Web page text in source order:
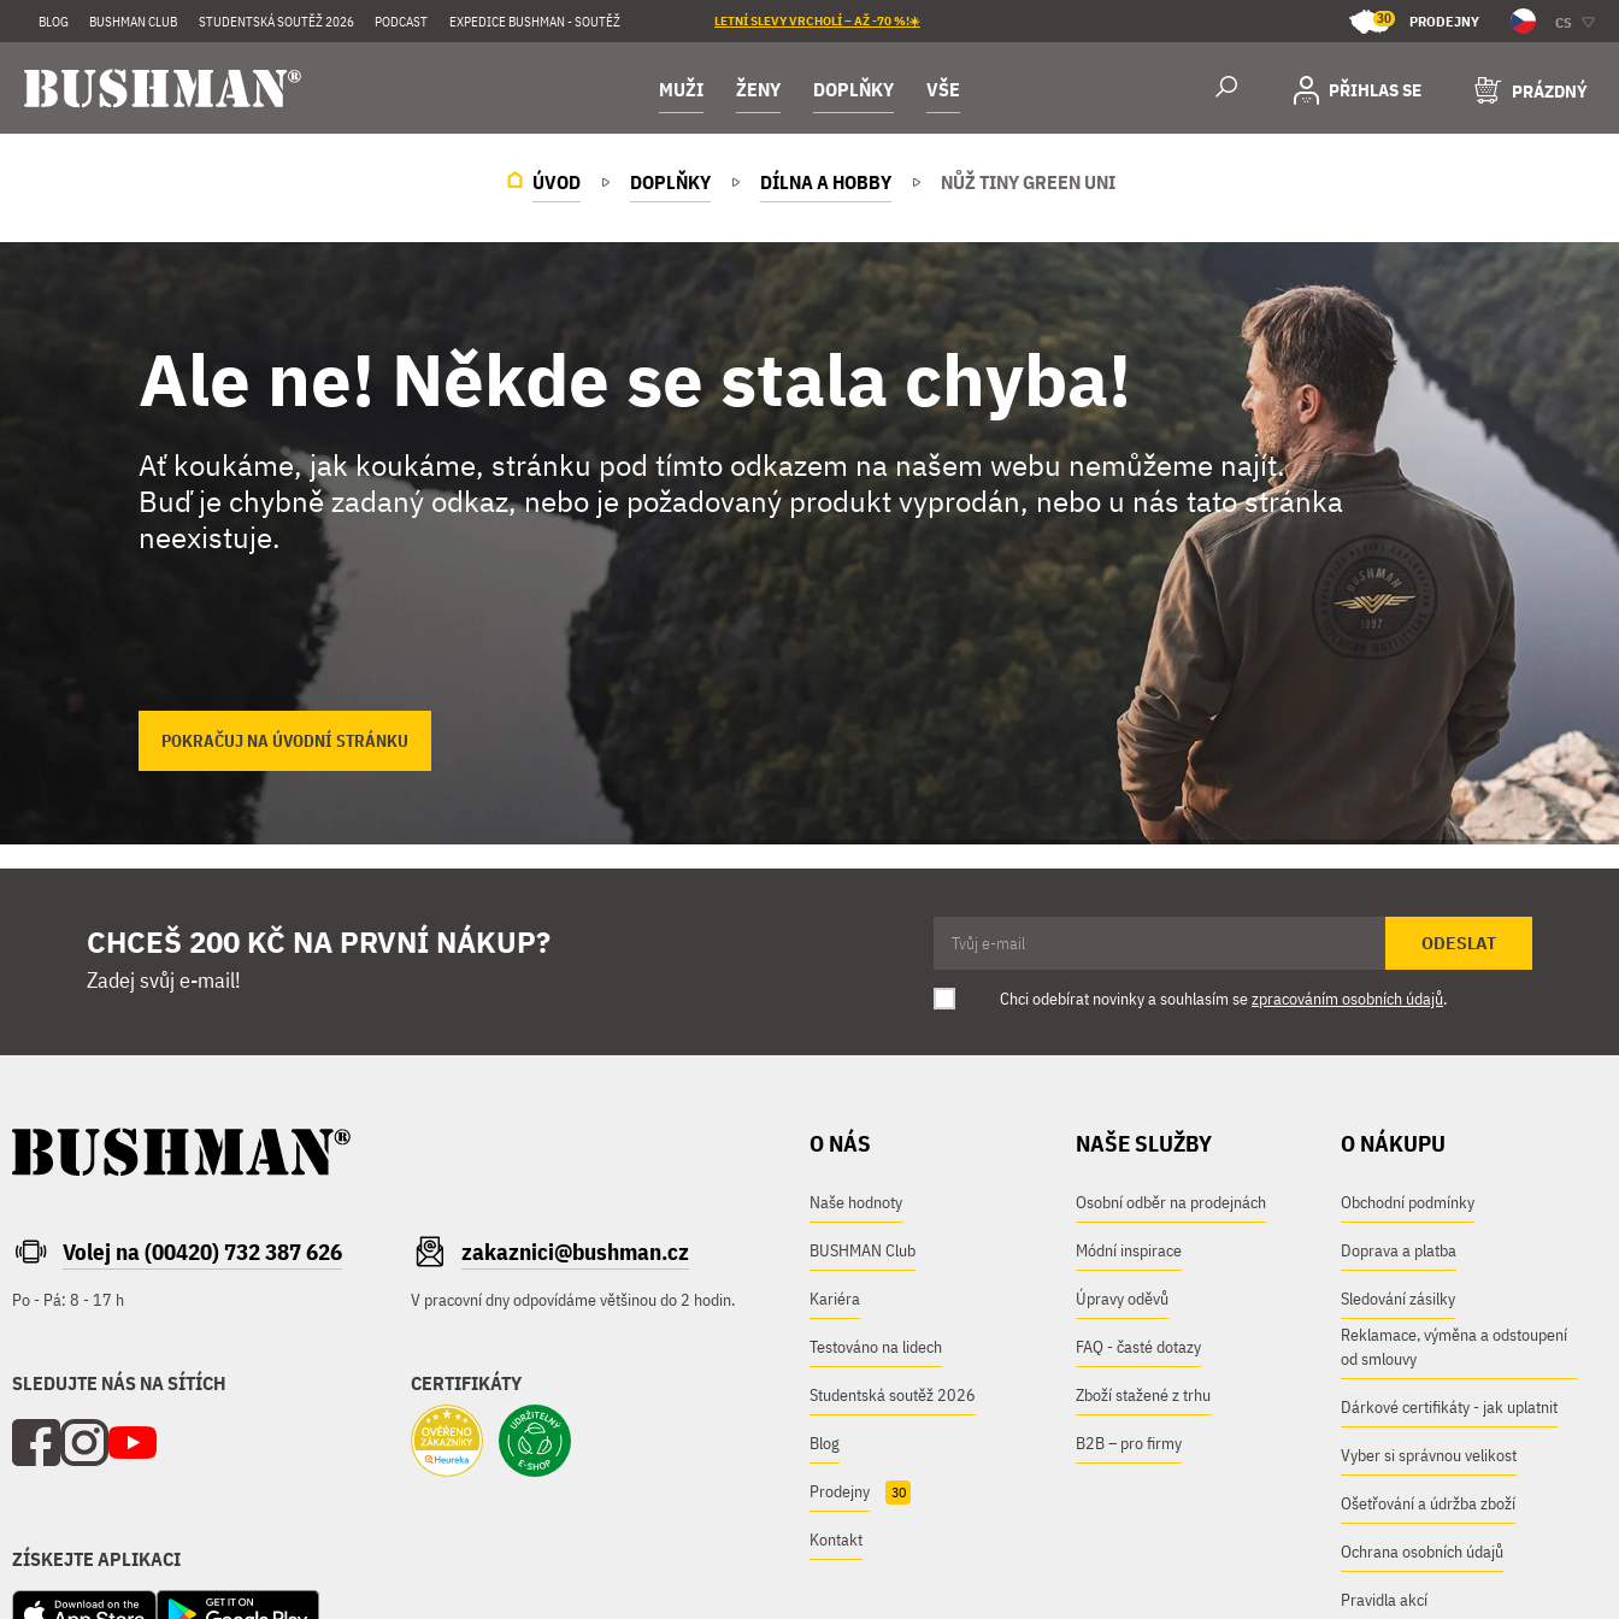
BLOG BUSHMAN CLUB STUDENTSKÁ SOUTĚŽ 2026 PODCAST EXPEDICE BUSHMAN - SOUTĚŽ LETNÍ SLEVY VRCHOLÍ – AŽ -70 %!☀️ 30 PRODEJNY CS
MUŽI ŽENY DOPLŇKY VŠE PŘIHLAS SE PRÁZDNÝ
ÚVOD DOPLŇKY DÍLNA A HOBBY NŮŽ TINY GREEN UNI
Ale ne! Někde se stala chyba!
Ať koukáme, jak koukáme, stránku pod tímto odkazem na našem webu nemůžeme najít.
Buď je chybně zadaný odkaz, nebo je požadovaný produkt vyprodán, nebo u nás tato stránka
neexistuje.
POKRAČUJ NA ÚVODNÍ STRÁNKU
CHCEŠ 200 KČ NA PRVNÍ NÁKUP?
Zadej svůj e-mail!
ODESLAT
Chci odebírat novinky a souhlasím sezpracováním osobních údajů.
Volej na (00420) 732 387 626
Po - Pá: 8 - 17 h
zakaznici@bushman.cz
V pracovní dny odpovídáme většinou do 2 hodin.
SLEDUJTE NÁS NA SÍTÍCH CERTIFIKÁTY
ZÍSKEJTE APLIKACI
O NÁS
Naše hodnoty
BUSHMAN Club
Kariéra
Testováno na lidech
Studentská soutěž 2026
Blog
Prodejny 30
Kontakt
NAŠE SLUŽBY
Osobní odběr na prodejnách
Módní inspirace
Úpravy oděvů
FAQ - časté dotazy
Zboží stažené z trhu
B2B – pro firmy
O NÁKUPU
Obchodní podmínky
Doprava a platba
Sledování zásilky
Reklamace, výměna a odstoupení
od smlouvy
Dárkové certifikáty - jak uplatnit
Vyber si správnou velikost
Ošetřování a údržba zboží
Ochrana osobních údajů
Pravidla akcí